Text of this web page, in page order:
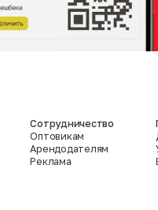
Сотрудничество
Оптовикам
Арендодателям
Реклама